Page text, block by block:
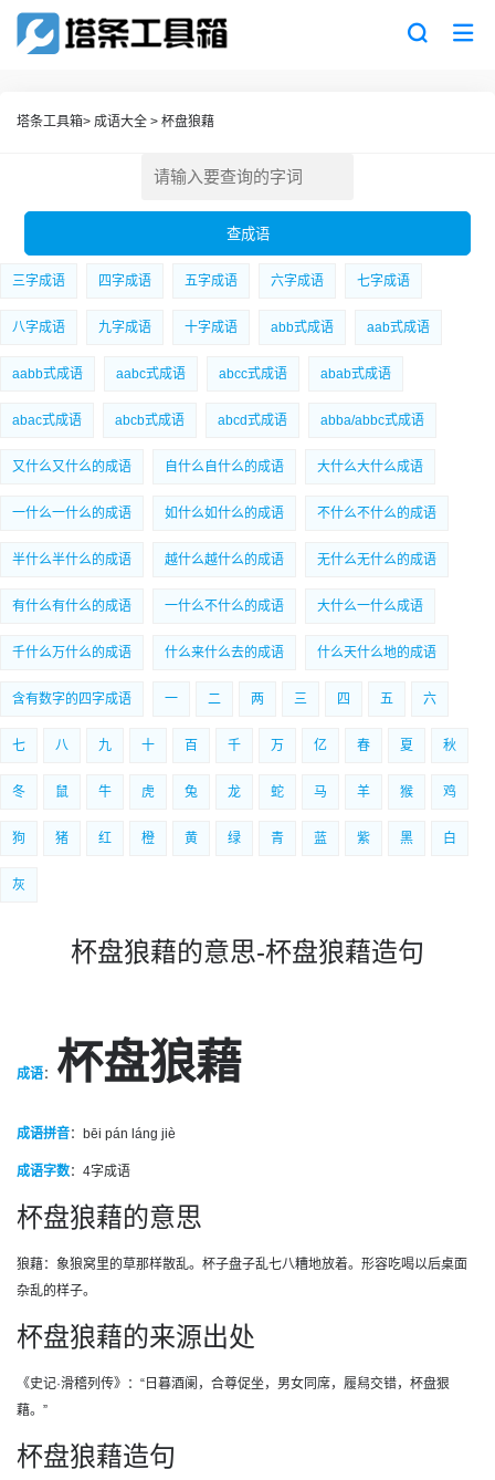
塔条工具箱> 成语大全 > 杯盘狼藉
三字成语 四字成语 五字成语 六字成语 七字成语
八字成语 九字成语 十字成语 abb式成语 aab式成语
aabb式成语 aabc式成语 abcc式成语 abab式成语
abac式成语 abcb式成语 abcd式成语 abba/abbc式成语
又什么又什么的成语 自什么自什么的成语 大什么大什么成语
一什么一什么的成语 如什么如什么的成语 不什么不什么的成语
半什么半什么的成语 越什么越什么的成语 无什么无什么的成语
有什么有什么的成语 一什么不什么的成语 大什么一什么成语
千什么万什么的成语 什么来什么去的成语 什么天什么地的成语
含有数字的四字成语 一 二 两 三 四 五 六
七 八 九 十 百 千 万 亿 春 夏 秋
冬 鼠 牛 虎 兔 龙 蛇 马 羊 猴 鸡
狗 猪 红 橙 黄 绿 青 蓝 紫 黑 白
灰
杯盘狼藉的意思-杯盘狼藉造句
成语： 杯盘狼藉
成语拼音：bēi pán láng jiè
成语字数： 4字成语
杯盘狼藉的意思
狼藉：象狼窝里的草那样散乱。杯子盘子乱七八糟地放着。形容吃喝以后桌面
杂乱的样子。
杯盘狼藉的来源出处
《史记·滑稽列传》：“日暮酒阑，合尊促坐，男女同席，履舄交错，杯盘狠
藉。”
杯盘狼藉造句